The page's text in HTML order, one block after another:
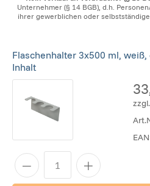
Unternehmer (§ 14 BGB), d.h.
ihrer gewerblichen oder
Flaschenhalter 3x500 ml,
Inhalt